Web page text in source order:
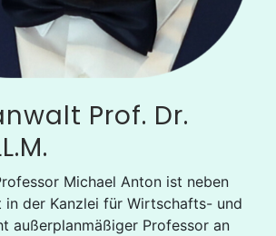
Prof. Dr.
Michael Anton ist neben
in der Kanzlei für Wirtschafts- und
außerplanmäßiger Professor an